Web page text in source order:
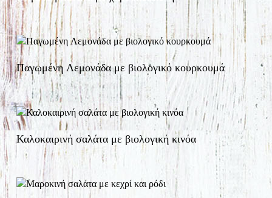
Παγωμένη Λεμονάδα με βιολογικό κουρκουμά
Καλοκαιρινή σαλάτα με βιολογική κινόα